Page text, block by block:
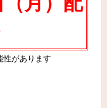
性があります